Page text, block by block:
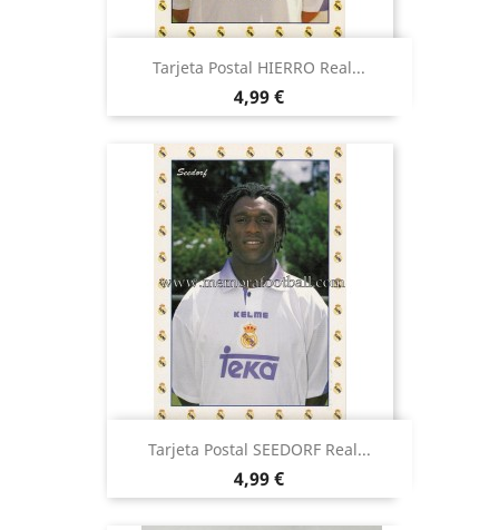
Tarjeta Postal HIERRO Real...
Precio
4,99 €
Tarjeta Postal SEEDORF Real...
Precio
4,99 €